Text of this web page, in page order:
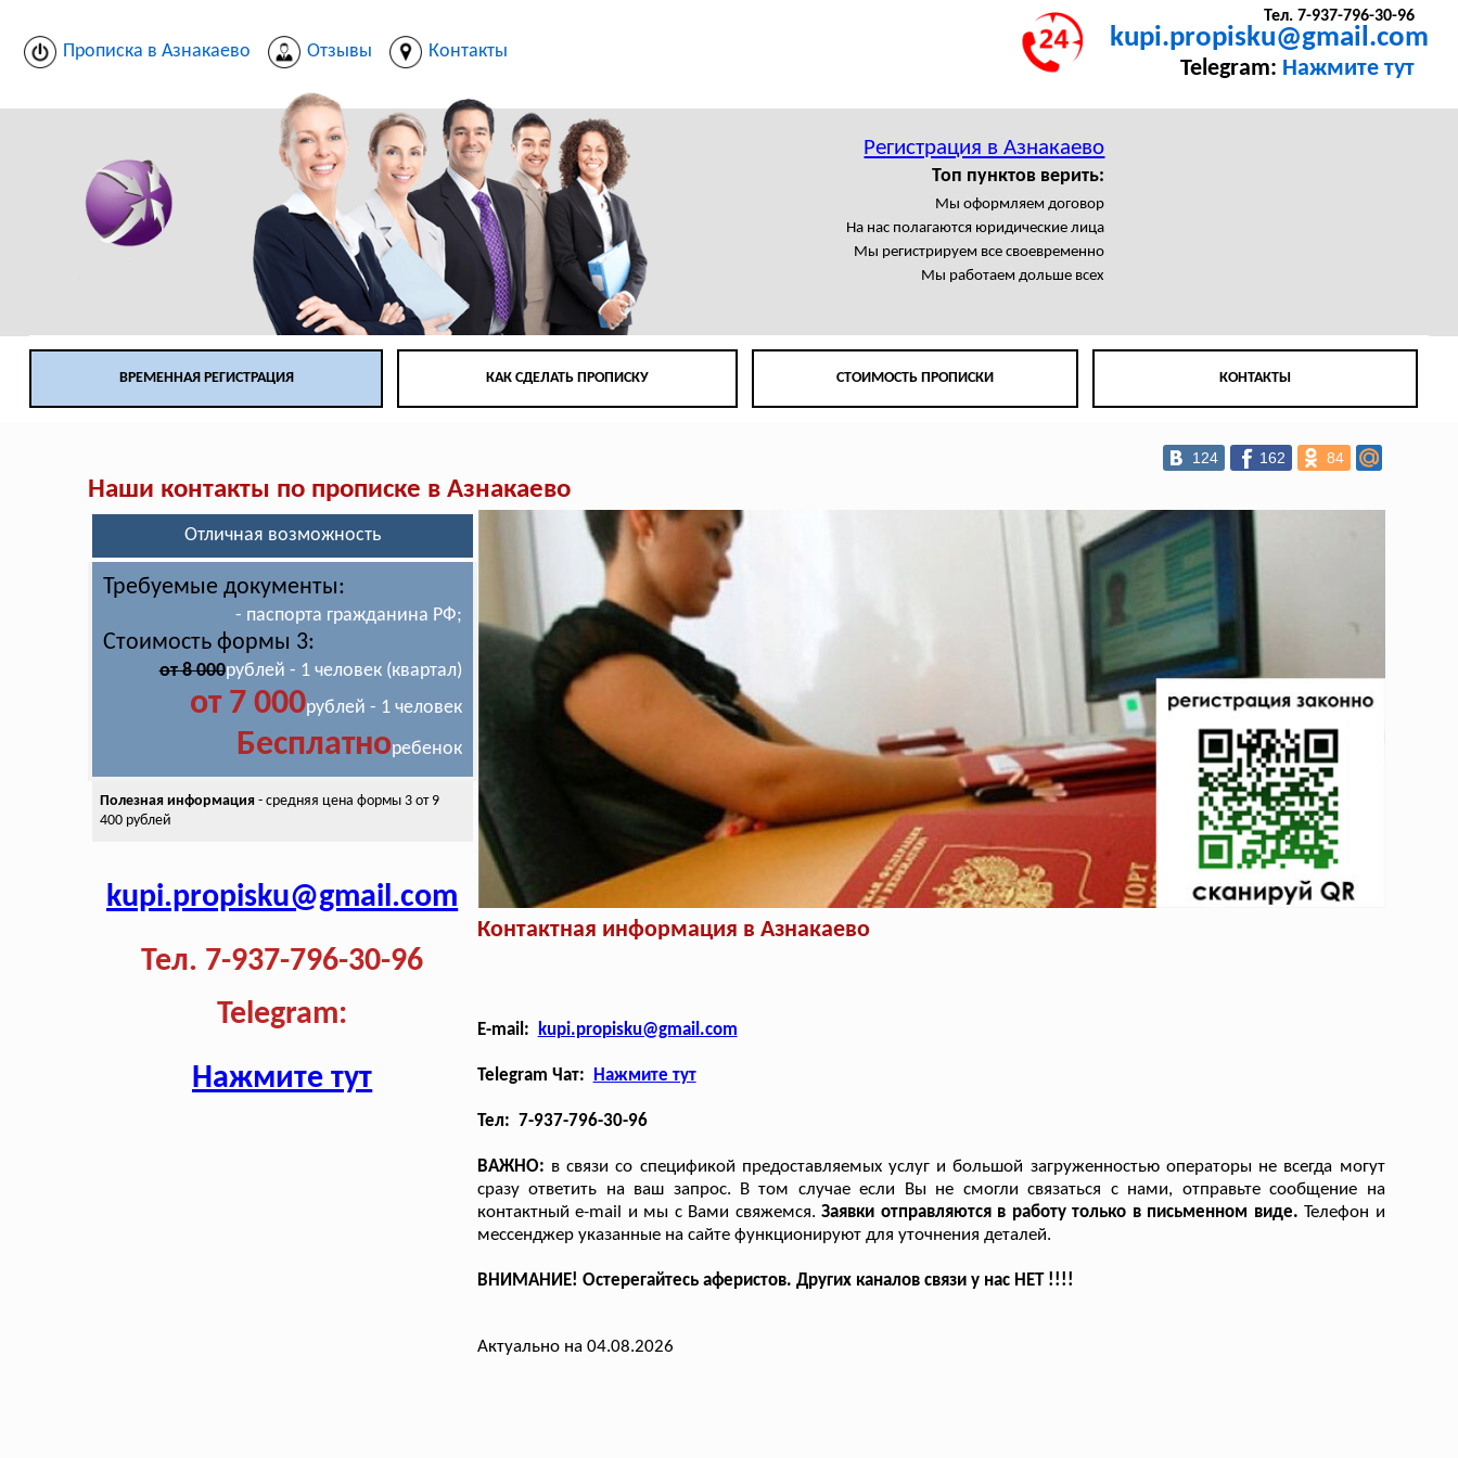
Прописка в Азнакаево Отзывы Контакты
Тел. 7-937-796-30-96
kupi.propisku@gmail.com
Telegram: Нажмите тут
Регистрация в Азнакаево
Топ пунктов верить:
Мы оформляем договор
На нас полагаются юридические лица
Мы регистрируем все своевременно
Мы работаем дольше всех
ВРЕМЕННАЯ РЕГИСТРАЦИЯ КАК СДЕЛАТЬ ПРОПИСКУ СТОИМОСТЬ ПРОПИСКИ КОНТАКТЫ
124 162 84
Наши контакты по прописке в Азнакаево
Отличная возможность
Требуемые документы:
- паспорта гражданина РФ;
Стоимость формы 3:
от 8 000рублей - 1 человек (квартал)
от 7 000рублей - 1 человек
Бесплатноребенок
Полезная информация- средняя цена формы 3 от 9
400 рублей
kupi.propisku@gmail.com
Тел. 7-937-796-30-96
Telegram:
Нажмите тут
Контактная информация в Азнакаево
E-mail: kupi.propisku@gmail.com
Telegram Чат: Нажмите тут
Тел: 7-937-796-30-96
ВАЖНО: в связи со спецификой предоставляемых услуг и большой загруженностью операторы не всегда могут
сразу ответить на ваш запрос. В том случае если Вы не смогли связаться с нами, отправьте сообщение на
контактный e-mail и мы с Вами свяжемся.Заявки отправляются в работу только в письменном виде.Телефон и
мессенджер указанные на сайте функционируют для уточнения деталей.
ВНИМАНИЕ! Остерегайтесь аферистов. Других каналов связи у нас НЕТ !!!!
Актуально на 04.08.2026